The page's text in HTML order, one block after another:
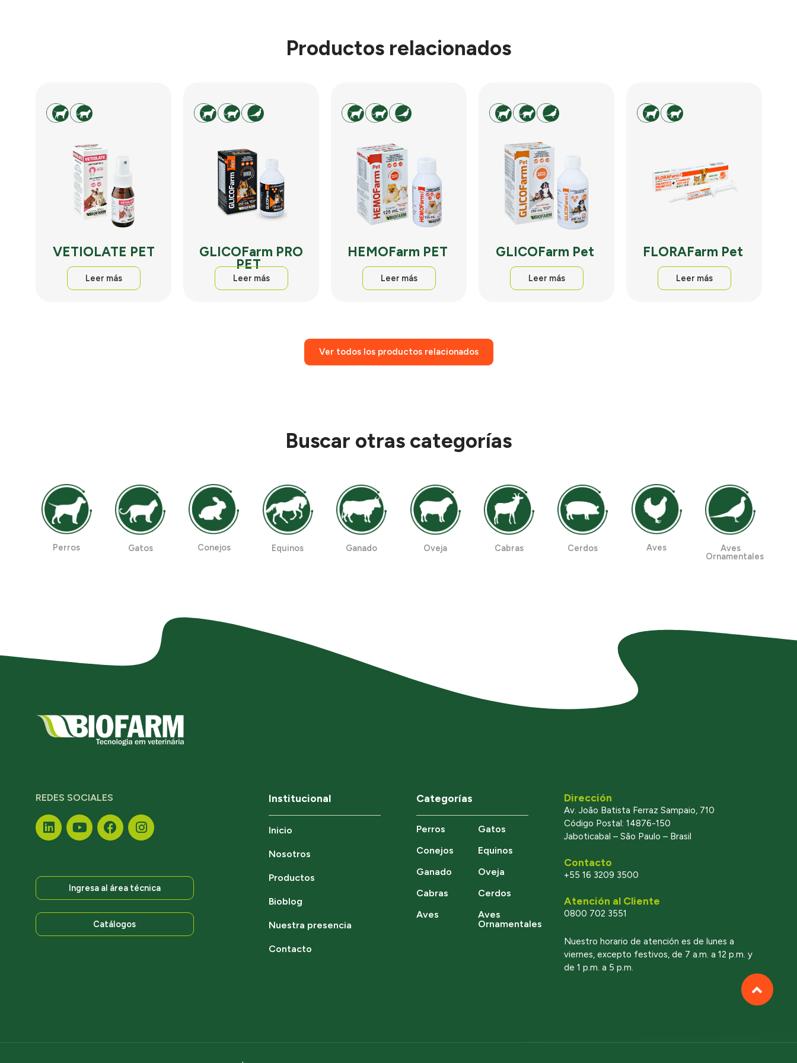
Productos relacionados
VETIOLATE PET
Leer más
GLICOFarm PRO
PET
Leer más
HEMOFarm PET
Leer más
GLICOFarm Pet
Leer más
FLORAFarm Pet
Leer más
Ver todos los productos relacionados
Buscar otras categorías
Perros Gatos Conejos Equinos Ganado Oveja Cabras Cerdos Aves Aves
Ornamentales
REDES SOCIALES
Ingresa al área técnica
Catálogos
Institucional
Inicio
Nosotros
Productos
Bioblog
Nuestra presencia
Contacto
Categorías
Perros
Gatos
Conejos
Equinos
Ganado
Oveja
Cabras
Cerdos
Aves
Aves
Ornamentales
Dirección
Av. João Batista Ferraz Sampaio, 710
Código Postal: 14876-150
Jaboticabal – São Paulo – Brasil
Contacto
+55 16 3209 3500
Atención al Cliente
0800 702 3551
Nuestro horario de atención es de lunes a
viernes, excepto festivos, de 7 a.m. a 12 p.m. y
de 1 p.m. a 5 p.m.